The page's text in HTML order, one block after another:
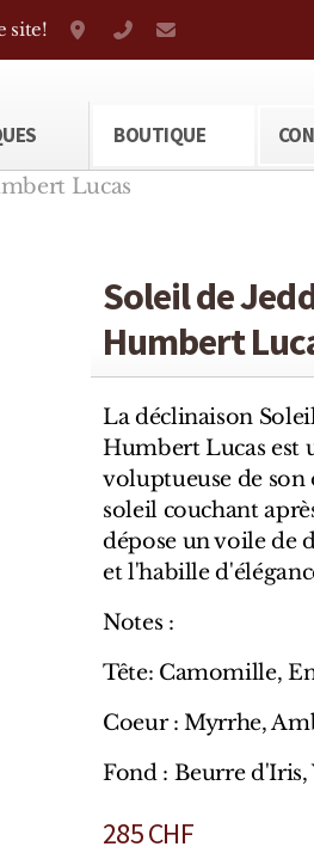
site! Grand-Rue 38, Genève
+41 22 310 38 75
BOUTIQUE
Lucas
Soleil de
Humbert
La déclinaison
Humbert Lucas est
voluptueuse de
soleil couchant
dépose un voile de
et l'habille
Notes :
Tête: Camomille,
Coeur : Myrrhe,
Fond : Beurre d'Iris,
285CHF